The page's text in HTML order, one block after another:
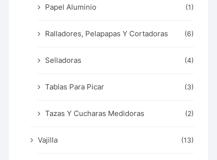
Papel Aluminio (1)
Ralladores, Pelapapas Y Cortadoras (6)
Selladoras (4)
Tablas Para Picar (3)
Tazas Y Cucharas Medidoras (2)
Vajilla (13)